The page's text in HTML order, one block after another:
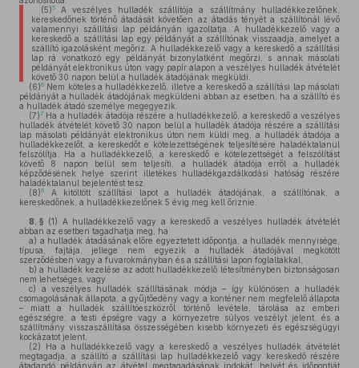
(5)5A veszélyes hulladék szállítója a szállítmány hulladékkezelőnek,
kereskedőnek történő átadását követően az átadás tényét a szállítónál lévő
valamennyi szállítási lap példányán igazoltatja. A hulladékkezelő vagy a
kereskedő a szállítási lap egy példányát a szállítónak visszaadja, amelyet a
szállító igazolásként megőriz. A hulladékkezelő vagy a kereskedő a szállítási
lap rá vonatkozó egy példányát bizonylatként megőrzi, s annak másolati
példányát elektronikus úton vagy papír alapon a veszélyes hulladék átvételét
követő 30 napon belül a hulladék átadójának megküldi.
(6)6 Nem köteles a hulladékkezelő, illetve a kereskedő a szállítási lap másolati
példányát a hulladék átadójának megküldeni abban az esetben, ha a szállító és
a hulladék átadó személye megegyezik.
(7)7 Ha a hulladék átadója részére a hulladékkezelő, a kereskedő a veszélyes
hulladék átvételét követő 30 napon belül a hulladék átadója részére a szállítási
lap másolati példányát elektronikus úton nem küldi meg, a hulladék átadója a
hulladékkezelőt, a kereskedőt e kötelezettségének teljesítésére haladéktalanul
felszólítja. Ha a hulladékkezelő, a kereskedő e kötelezettségét a felszólítást
követő 8 napon belül sem teljesíti, a hulladék átadója erről a hulladék
képződésének helye szerint illetékes hulladékgazdálkodási hatóság részére
haladéktalanul bejelentést tesz.
(8)8
A kitöltött szállítási lapot a hulladék átadójának, a szállítónak, a
kereskedőnek, a hulladékkezelőnek 5 évig meg kell őriznie.
8. § (1) A hulladékkezelő vagy a kereskedő a veszélyes hulladék átvételét
abban az esetben tagadhatja meg, ha
a) a hulladék átadásának előre egyeztetett időpontja, a hulladék mennyisége,
típusa, fajtája, jellege nem egyezik a hulladék átadójával megkötött
szerződésben vagy a fuvarokmányban és a szállítási lapon foglaltakkal,
b) a hulladék kezelése az adott hulladékkezelő létesítményben biztonságosan
nem lehetséges, vagy
c) a veszélyes hulladék szállításának módja – így különösen a hulladék
csomagolásának állapota, a gyűjtőedény vagy a konténer nem megfelelő állapota
– miatt a hulladék szállítóeszközről történő levétele, tárolása az emberi
egészségre, a testi épségre vagy a környezetre súlyos veszélyt jelent, és a
szállítmány visszaszállítása összességében kisebb környezeti és egészségügyi
kockázatot jelent.
(2) Ha a hulladékkezelő vagy a kereskedő a veszélyes hulladék átvételét
megtagadja, a szállító a szállítási lap hulladékkezelő vagy kereskedő részére
átadandó példányán az átvétel megtagadásának indokát, helyét és időpontját